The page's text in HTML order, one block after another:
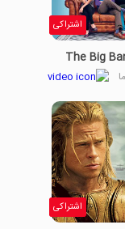
اشتراکی
The Big
اشتراکی